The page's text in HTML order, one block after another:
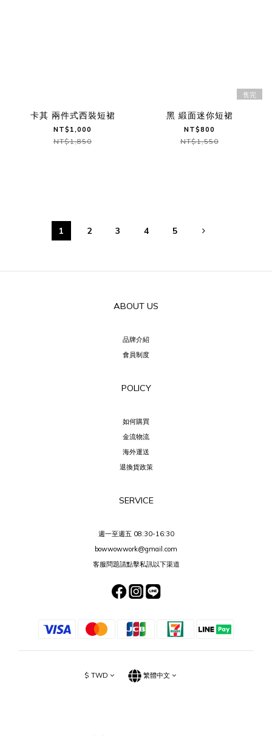
卡其 兩件式西裝短裙
NT$1,000
NT$1,850
售完
黑 緞面迷你短裙
NT$800
NT$1,550
1 2 3 4 5
ABOUT US
品牌介紹
會員制度
POLICY
如何購買
金流物流
海外運送
退換貨政策
SERVICE
週一至週五 08:30-16:30
bowwowwork@gmail.com
客服問題請點擊私訊以下渠道
$ TWD 繁體中文